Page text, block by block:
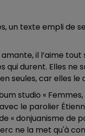
un texte empli de
il l’aime
durent. Elles ne
seules, car elles le
studio «
le parolier
donjuanisme de
ne la met qu'à